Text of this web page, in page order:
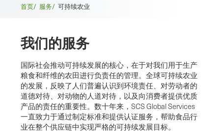
面
包
屑
首页/ 服务/ 可持续农业
我们的服务
国际社会推动可持续发展的核心，在于对我们用于生产
粮食和纤维的农田进行负责任的管理。全球可持续农业
的发展，反映了人们普遍认识到环境责任、对劳动者的
道德对待、对动物的人道对待，以及向消费者提供优质
产品的责任的重要性。数十年来，SCS Global Services
一直致力于通过制定标准和提供认证服务，帮助食品行
业在整个供应链中实现严格的可持续发展目标。